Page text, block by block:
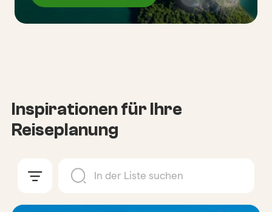
Inspirationen für Ihre
Reiseplanung